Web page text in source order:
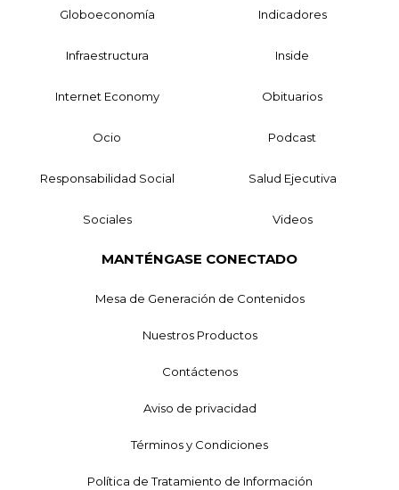
Globoeconomía Indicadores
Infraestructura Inside
Internet Economy Obituarios
Ocio Podcast
Responsabilidad Social Salud Ejecutiva
Sociales Videos
MANTÉNGASE CONECTADO
Mesa de Generación de Contenidos
Nuestros Productos
Contáctenos
Aviso de privacidad
Términos y Condiciones
Política de Tratamiento de Información